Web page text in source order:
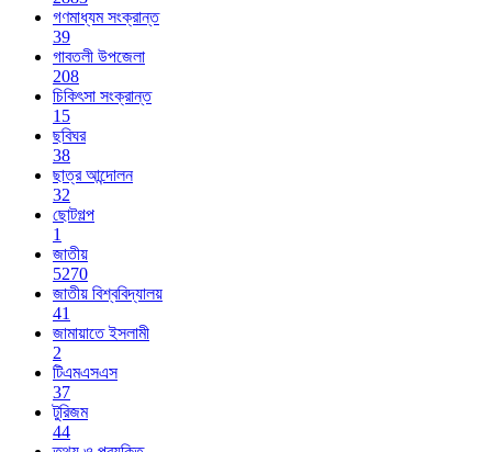
গণমাধ্যম সংক্রান্ত
39
গাবতলী উপজেলা
208
চিকিৎসা সংক্রান্ত
15
ছবিঘর
38
ছাত্র আন্দোলন
32
ছোটগল্প
1
জাতীয়
5270
জাতীয় বিশ্ববিদ্যালয়
41
জামায়াতে ইসলামী
2
টিএমএসএস
37
টুরিজম
44